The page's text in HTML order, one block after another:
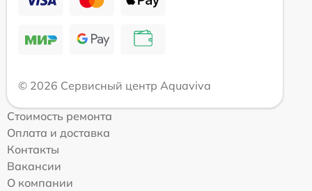
© 2026 Сервисный центр Aquaviva
Стоимость ремонта
Оплата и доставка
Контакты
Вакансии
О компании